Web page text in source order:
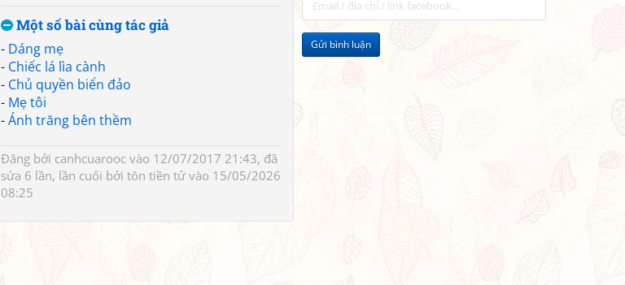
Gửi bình luận
Một số bài cùng tác giả
- Dáng mẹ
- Chiếc lá lìa cành
- Chủ quyền biển đảo
- Mẹ tôi
-Ánh trăng bên thềm
Đăng bởi canhcuarooc vào 12/07/2017 21:43, đã
sửa 6 lần, lần cuối bởi tôn tiền tửvào 15/05/2026
08:25